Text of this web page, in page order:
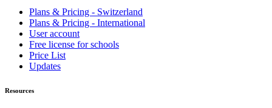
Plans & Pricing - Switzerland
Plans & Pricing - International
User account
Free license for schools
Price List
Updates
Resources